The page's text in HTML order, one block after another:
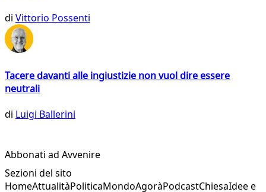
di Vittorio Possenti
Tacere davanti alle ingiustizie non vuol dire essere
neutrali
di Luigi Ballerini
Abbonati ad Avvenire
Sezioni del sito
HomeAttualitàPoliticaMondoAgoràPodcastChiesaIdee e